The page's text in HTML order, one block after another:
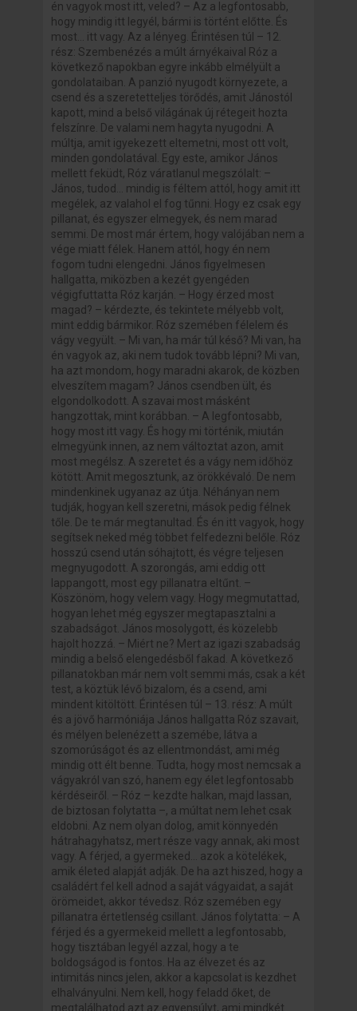
én vagyok most itt, veled? – Az a legfontosabb,
hogy mindig itt legyél, bármi is történt előtte. És
most... itt vagy. Az a lényeg. Érintésen túl – 12.
rész: Szembenézés a múlt árnyékaival Róz a
következő napokban egyre inkább elmélyült a
gondolataiban. A panzió nyugodt környezete, a
csend és a szeretetteljes törődés, amit Jánostól
kapott, mind a belső világának új rétegeit hozta
felszínre. De valami nem hagyta nyugodni. A
múltja, amit igyekezett eltemetni, most ott volt,
minden gondolatával. Egy este, amikor János
mellett feküdt, Róz váratlanul megszólalt: –
János, tudod… mindig is féltem attól, hogy amit itt
megélek, az valahol el fog tűnni. Hogy ez csak egy
pillanat, és egyszer elmegyek, és nem marad
semmi. De most már értem, hogy valójában nem a
vége miatt félek. Hanem attól, hogy én nem
fogom tudni elengedni. János figyelmesen
hallgatta, miközben a kezét gyengéden
végigfuttatta Róz karján. – Hogy érzed most
magad? – kérdezte, és tekintete mélyebb volt,
mint eddig bármikor. Róz szemében félelem és
vágy vegyült. – Mi van, ha már túl késő? Mi van, ha
én vagyok az, aki nem tudok tovább lépni? Mi van,
ha azt mondom, hogy maradni akarok, de közben
elveszítem magam? János csendben ült, és
elgondolkodott. A szavai most másként
hangzottak, mint korábban. – A legfontosabb,
hogy most itt vagy. És hogy mi történik, miután
elmegyünk innen, az nem változtat azon, amit
most megélsz. A szeretet és a vágy nem időhöz
kötött. Amit megosztunk, az örökkévaló. De nem
mindenkinek ugyanaz az útja. Néhányan nem
tudják, hogyan kell szeretni, mások pedig félnek
tőle. De te már megtanultad. És én itt vagyok, hogy
segítsek neked még többet felfedezni belőle. Róz
hosszú csend után sóhajtott, és végre teljesen
megnyugodott. A szorongás, ami eddig ott
lappangott, most egy pillanatra eltűnt. –
Köszönöm, hogy velem vagy. Hogy megmutattad,
hogyan lehet még egyszer megtapasztalni a
szabadságot. János mosolygott, és közelebb
hajolt hozzá. – Miért ne? Mert az igazi szabadság
mindig a belső elengedésből fakad. A következő
pillanatokban már nem volt semmi más, csak a két
test, a köztük lévő bizalom, és a csend, ami
mindent kitöltött. Érintésen túl – 13. rész: A múlt
és a jövő harmóniája János hallgatta Róz szavait,
és mélyen belenézett a szemébe, látva a
szomorúságot és az ellentmondást, ami még
mindig ott élt benne. Tudta, hogy most nemcsak a
vágyakról van szó, hanem egy élet legfontosabb
kérdéseiről. – Róz – kezdte halkan, majd lassan,
de biztosan folytatta –, a múltat nem lehet csak
eldobni. Az nem olyan dolog, amit könnyedén
hátrahagyhatsz, mert része vagy annak, aki most
vagy. A férjed, a gyermeked... azok a kötelékek,
amik életed alapját adják. De ha azt hiszed, hogy a
családért fel kell adnod a saját vágyaidat, a saját
örömeidet, akkor tévedsz. Róz szemében egy
pillanatra értetlenség csillant. János folytatta: – A
férjed és a gyermekeid mellett a legfontosabb,
hogy tisztában legyél azzal, hogy a te
boldogságod is fontos. Ha az élvezet és az
intimitás nincs jelen, akkor a kapcsolat is kezdhet
elhalványulni. Nem kell, hogy feladd őket, de
megtalálhatod azt az egyensúlyt, ami mindkét